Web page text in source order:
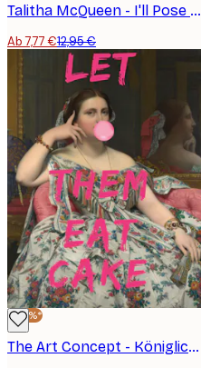
Talitha McQueen - I'll Pose It King Poster
Ab 7,77 €12,95 €
-40%*
The Art Concept - Königliches Kaugummi Porträt Poster